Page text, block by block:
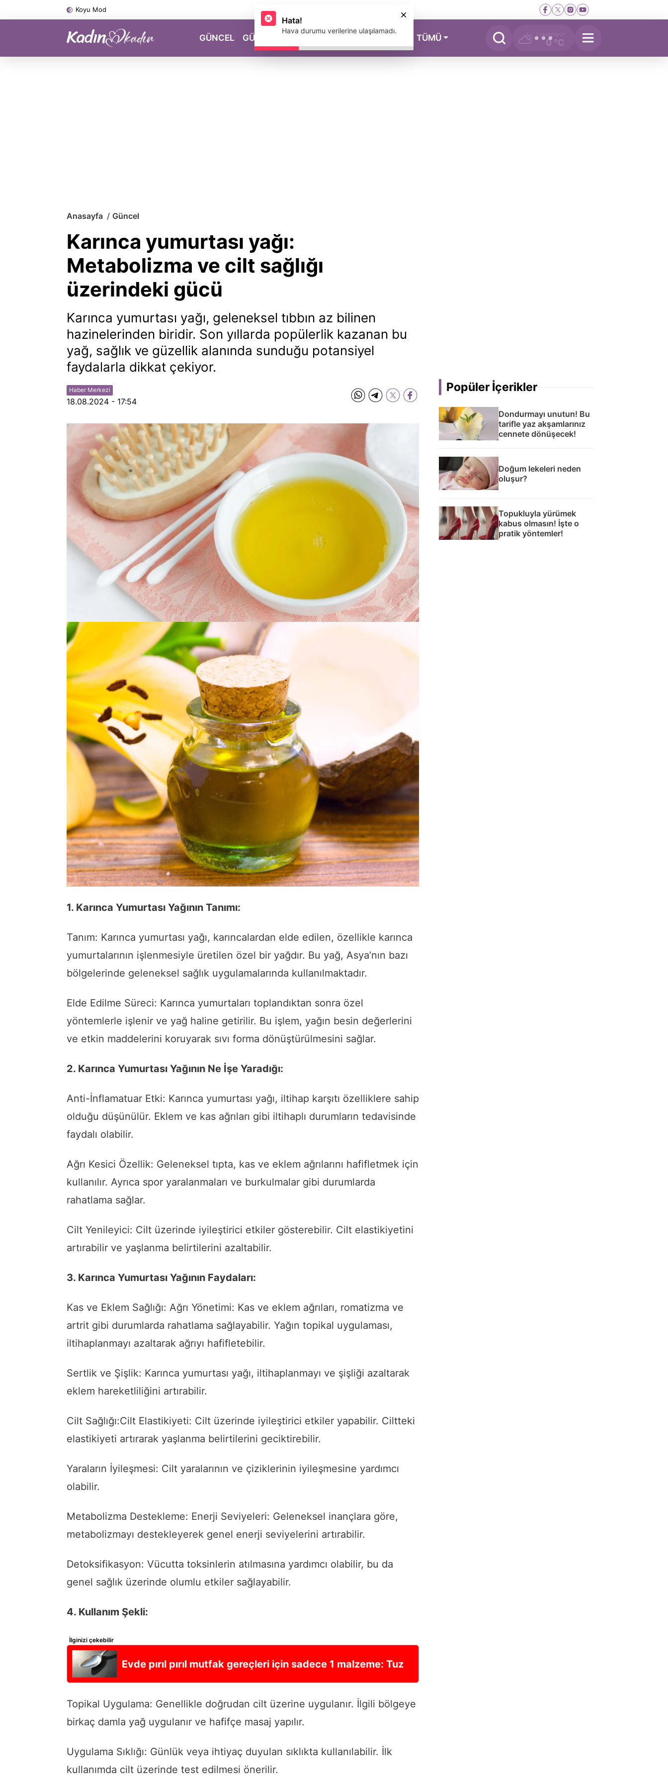
Koyu Mod
GÜNCEL GÜZELLİK MAGAZİN TÜMÜ Yükleniyor
0 °C
Anasayfa Güncel
Karınca yumurtası yağı:
Metabolizma ve cilt sağlığı
üzerindeki gücü
Karınca yumurtası yağı, geleneksel tıbbın az bilinen
hazinelerinden biridir. Son yıllarda popülerlik kazanan bu
yağ, sağlık ve güzellik alanında sunduğu potansiyel
faydalarla dikkat çekiyor.
Haber Merkezi
18.08.2024 - 17:54
1. Karınca Yumurtası Yağının Tanımı:
Tanım: Karınca yumurtası yağı, karıncalardan elde edilen, özellikle karınca
yumurtalarının işlenmesiyle üretilen özel bir yağdır. Bu yağ, Asya’nın bazı
bölgelerinde geleneksel sağlık uygulamalarında kullanılmaktadır.
Elde Edilme Süreci: Karınca yumurtaları toplandıktan sonra özel
yöntemlerle işlenir ve yağ haline getirilir. Bu işlem, yağın besin değerlerini
ve etkin maddelerini koruyarak sıvı forma dönüştürülmesini sağlar.
2. Karınca Yumurtası Yağının Ne İşe Yaradığı:
Anti-İnflamatuar Etki: Karınca yumurtası yağı, iltihap karşıtı özelliklere sahip
olduğu düşünülür. Eklem ve kas ağrıları gibi iltihaplı durumların tedavisinde
faydalı olabilir.
Ağrı Kesici Özellik: Geleneksel tıpta, kas ve eklem ağrılarını hafifletmek için
kullanılır. Ayrıca spor yaralanmaları ve burkulmalar gibi durumlarda
rahatlama sağlar.
Cilt Yenileyici: Cilt üzerinde iyileştirici etkiler gösterebilir. Cilt elastikiyetini
artırabilir ve yaşlanma belirtilerini azaltabilir.
3. Karınca Yumurtası Yağının Faydaları:
Kas ve Eklem Sağlığı: Ağrı Yönetimi: Kas ve eklem ağrıları, romatizma ve
artrit gibi durumlarda rahatlama sağlayabilir. Yağın topikal uygulaması,
iltihaplanmayı azaltarak ağrıyı hafifletebilir.
Sertlik ve Şişlik: Karınca yumurtası yağı, iltihaplanmayı ve şişliği azaltarak
eklem hareketliliğini artırabilir.
Cilt Sağlığı:Cilt Elastikiyeti: Cilt üzerinde iyileştirici etkiler yapabilir. Ciltteki
elastikiyeti artırarak yaşlanma belirtilerini geciktirebilir.
Yaraların İyileşmesi: Cilt yaralarının ve çiziklerinin iyileşmesine yardımcı
olabilir.
Metabolizma Destekleme: Enerji Seviyeleri: Geleneksel inançlara göre,
metabolizmayı destekleyerek genel enerji seviyelerini artırabilir.
Detoksifikasyon: Vücutta toksinlerin atılmasına yardımcı olabilir, bu da
genel sağlık üzerinde olumlu etkiler sağlayabilir.
4. Kullanım Şekli:
İlginizi çekebilir
Evde pırıl pırıl mutfak gereçleri için sadece 1 malzeme: Tuz
Topikal Uygulama: Genellikle doğrudan cilt üzerine uygulanır. İlgili bölgeye
birkaç damla yağ uygulanır ve hafifçe masaj yapılır.
Uygulama Sıklığı: Günlük veya ihtiyaç duyulan sıklıkta kullanılabilir. İlk
kullanımda cilt üzerinde test edilmesi önerilir.
Popüler İçerikler
Dondurmayı unutun! Bu
tarifle yaz akşamlarınız
cennete dönüşecek!
Doğum lekeleri neden
oluşur?
Topukluyla yürümek
kabus olmasın! İşte o
pratik yöntemler!
Hata!
Hava durumu verilerine ulaşılamadı.